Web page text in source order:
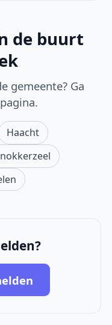
de buurt
gemeente? Ga
Haacht